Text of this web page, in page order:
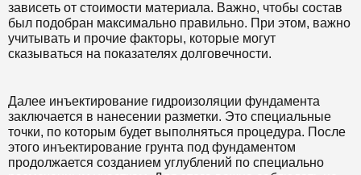
зависеть от стоимости материала. Важно, чтобы состав
был подобран максимально правильно. При этом, важно
учитывать и прочие факторы, которые могут
сказываться на показателях долговечности.
Далее инъектирование гидроизоляции фундамента
заключается в нанесении разметки. Это специальные
точки, по которым будет выполняться процедура. После
этого инъектирование грунта под фундаментом
продолжается созданием углублений по специально